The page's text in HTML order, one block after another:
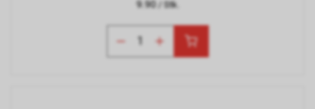
9.90/ Stk.